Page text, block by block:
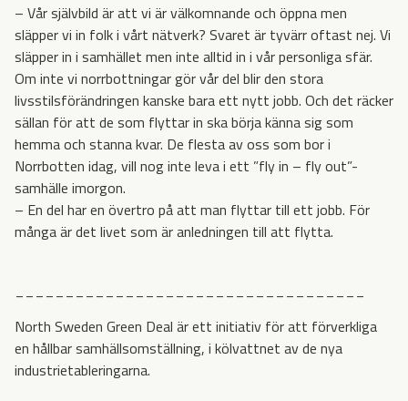
– Vår självbild är att vi är välkomnande och öppna men
släpper vi in folk i vårt nätverk? Svaret är tyvärr oftast nej. Vi
släpper in i samhället men inte alltid in i vår personliga sfär.
Om inte vi norrbottningar gör vår del blir den stora
livsstilsförändringen kanske bara ett nytt jobb. Och det räcker
sällan för att de som flyttar in ska börja känna sig som
hemma och stanna kvar. De flesta av oss som bor i
Norrbotten idag, vill nog inte leva i ett ”fly in – fly out”-
samhälle imorgon.
– En del har en övertro på att man flyttar till ett jobb. För
många är det livet som är anledningen till att flytta.
North Sweden Green Deal är ett initiativ för att förverkliga
en hållbar samhällsomställning, i kölvattnet av de nya
industrietableringarna.